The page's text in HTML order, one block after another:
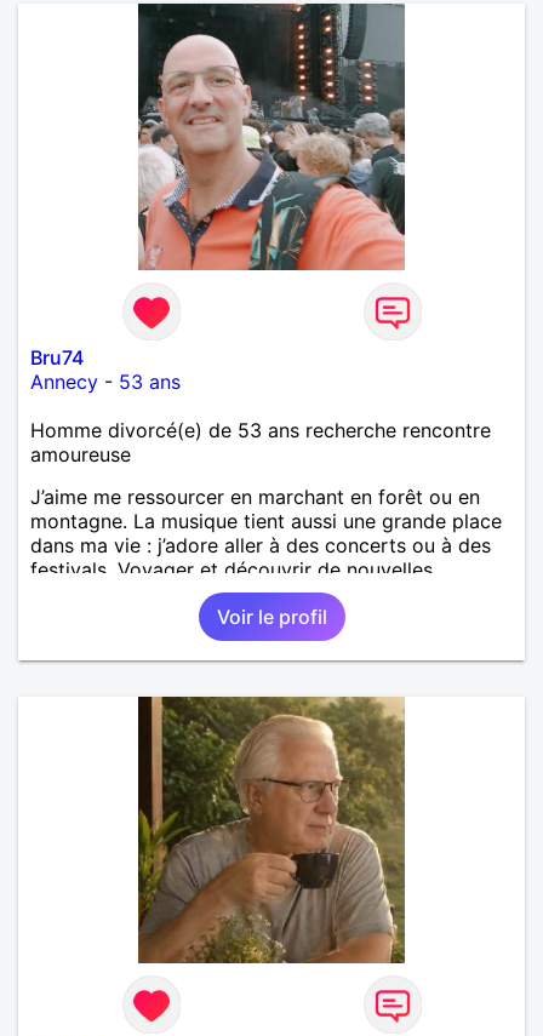
Bru74
Annecy - 53 ans
Homme divorcé(e) de 53 ans recherche rencontre
amoureuse
J’aime me ressourcer en marchant en forêt ou en
montagne. La musique tient aussi une grande place
dans ma vie : j’adore aller à des concerts ou à des
festivals. Voyager et découvrir de nouvelles
cultures, c’est ce qui m’inspire le plus. J’aimerais
rencontrer quelqu’un avec qui partager ces
moments simples et sincères.
Voir le profil